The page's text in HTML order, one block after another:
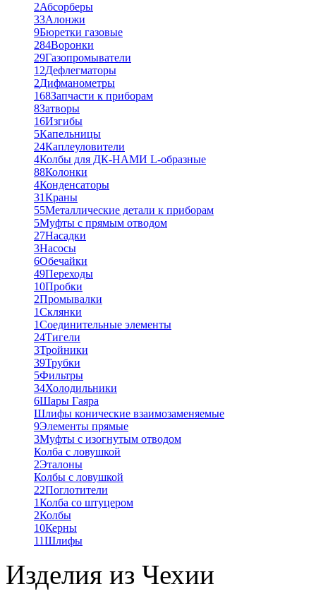
2Абсорберы
33Алонжи
9Бюретки газовые
284Воронки
29Газопромыватели
12Дефлегматоры
2Дифманометры
168Запчасти к приборам
8Затворы
16Изгибы
5Капельницы
24Каплеуловители
4Колбы для ДК-НАМИ L-образные
88Колонки
4Конденсаторы
31Краны
55Металлические детали к приборам
5Муфты с прямым отводом
27Насадки
3Насосы
6Обечайки
49Переходы
10Пробки
2Промывалки
1Склянки
1Соединительные элементы
24Тигели
3Тройники
39Трубки
5Фильтры
34Холодильники
6Шары Гаяра
Шлифы конические взаимозаменяемые
9Элементы прямые
3Муфты с изогнутым отводом
Колба с ловушкой
2Эталоны
Колбы с ловушкой
22Поглотители
1Колба со штуцером
2Колбы
10Керны
11Шлифы
Изделия из Чехии